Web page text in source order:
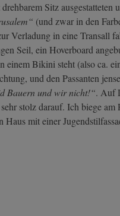
Sitz ausgestatteten
(und zwar in den
Verladung in eine Transall
Seil, ein Hoverboard
einem Bikini steht (also ca.
und den Passanten
Bauern und wir nicht!“. Auf
stolz darauf. Ich biege am
mit einer